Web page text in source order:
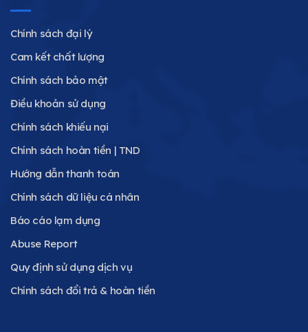
Chính sách đại lý
Cam kết chất lượng
Chính sách bảo mật
Điều khoản sử dụng
Chính sách khiếu nại
Chính sách hoàn tiền | TND
Hướng dẫn thanh toán
Chính sách dữ liệu cá nhân
Báo cáo lạm dụng
Abuse Report
Quy định sử dụng dịch vụ
Chính sách đổi trả & hoàn tiền